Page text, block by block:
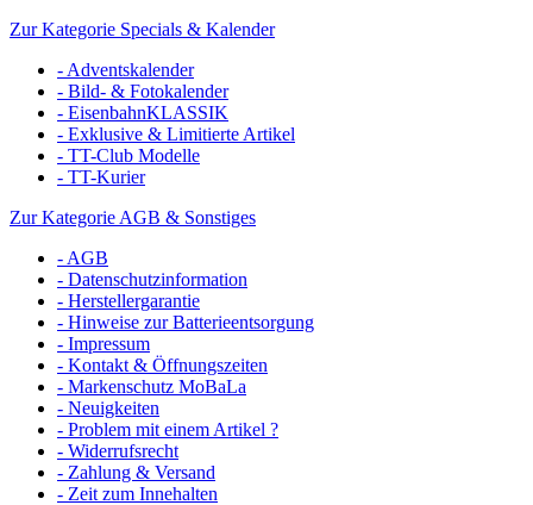
Zur Kategorie Specials & Kalender
- Adventskalender
- Bild- & Fotokalender
- EisenbahnKLASSIK
- Exklusive & Limitierte Artikel
- TT-Club Modelle
- TT-Kurier
Zur Kategorie AGB & Sonstiges
- AGB
- Datenschutzinformation
- Herstellergarantie
- Hinweise zur Batterieentsorgung
- Impressum
- Kontakt & Öffnungszeiten
- Markenschutz MoBaLa
- Neuigkeiten
- Problem mit einem Artikel ?
- Widerrufsrecht
- Zahlung & Versand
- Zeit zum Innehalten